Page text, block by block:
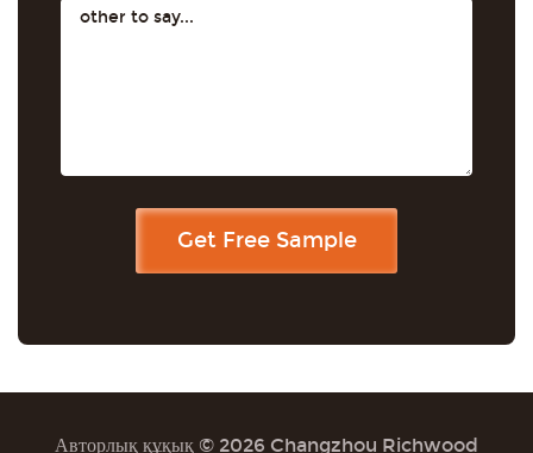
Авторлық құқық © 2026 Changzhou Richwood